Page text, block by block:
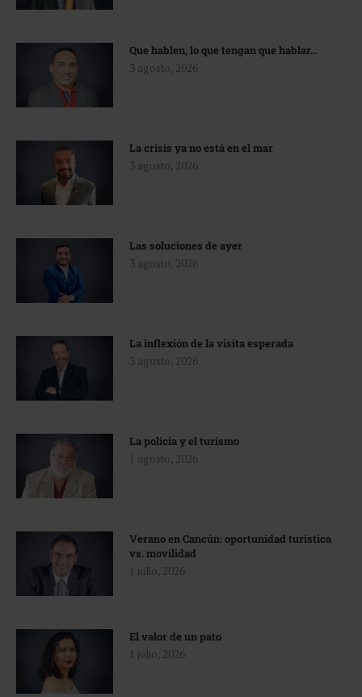
Que hablen, lo que tengan que hablar…
3 agosto, 2026
La crisis ya no está en el mar
3 agosto, 2026
Las soluciones de ayer
3 agosto, 2026
La inflexión de la visita esperada
3 agosto, 2026
La policía y el turismo
1 agosto, 2026
Verano en Cancún: oportunidad turística
vs. movilidad
1 julio, 2026
El valor de un pato
1 julio, 2026